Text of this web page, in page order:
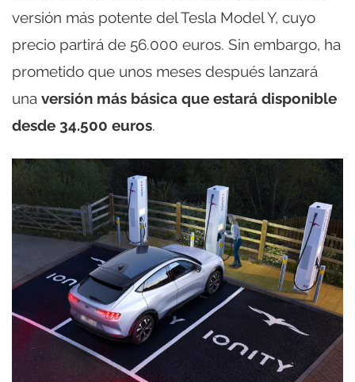
versión más potente del Tesla Model Y, cuyo
precio partirá de 56.000 euros. Sin embargo, ha
prometido que unos meses después lanzará
una versión más básica que estará disponible
desde 34.500 euros.